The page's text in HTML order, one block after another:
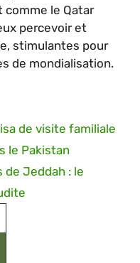
comme le Qatar
percevoir et
stimulantes pour
de mondialisation.
de visite familiale
le Pakistan
de Jeddah : le